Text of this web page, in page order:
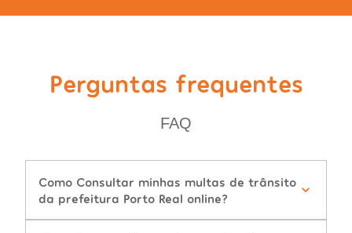
Perguntas frequentes
FAQ
Como Consultar minhas multas de trânsito
da prefeitura Porto Real online?